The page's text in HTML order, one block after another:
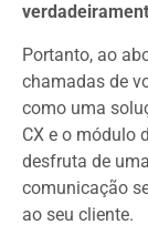
Portanto, ao
chamadas de
como uma
CX e o módulo
desfruta de
comunicação
ao seu cliente.